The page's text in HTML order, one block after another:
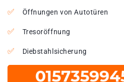
Öffnungen von Autotüren
Tresoröffnung
Diebstahlsicherung